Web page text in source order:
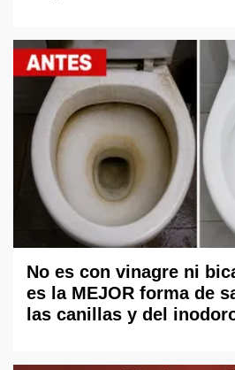
No es con vinagre ni
es la MEJOR forma de
las canillas y del